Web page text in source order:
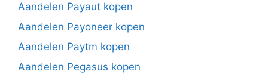
Aandelen Payaut kopen
Aandelen Payoneer kopen
Aandelen Paytm kopen
Aandelen Pegasus kopen